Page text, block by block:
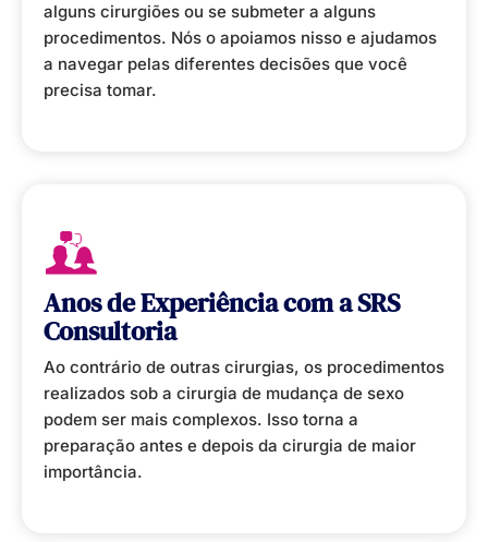
alguns cirurgiões ou se submeter a alguns
procedimentos. Nós o apoiamos nisso e ajudamos
a navegar pelas diferentes decisões que você
precisa tomar.
Anos de Experiênciacom a SRS
Consultoria
Ao contrário de outras cirurgias, os procedimentos
realizados sob a cirurgia de mudança de sexo
podem ser mais complexos. Isso torna a
preparação antes e depois da cirurgia de maior
importância.